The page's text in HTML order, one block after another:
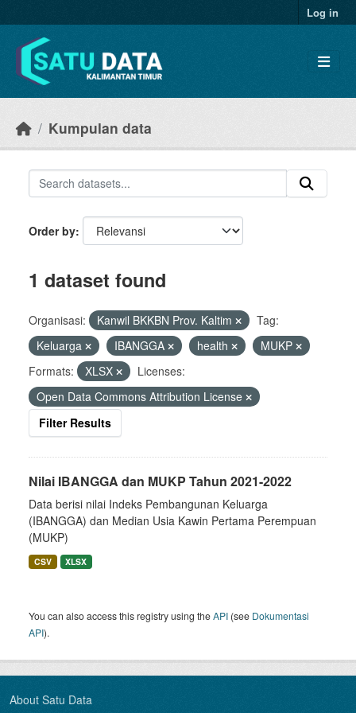
Log in
Kumpulan data
Order by
1 dataset found
Organisasi: Kanwil BKKBN Prov. Kaltim
Tag:
Keluarga
IBANGGA health
MUKP
Formats:
XLSX
Licenses:
Open Data Commons Attribution License
Filter Results
Nilai IBANGGA dan MUKP Tahun 2021-2022
Data berisi nilai Indeks Pembangunan Keluarga
(IBANGGA) dan Median Usia Kawin Pertama Perempuan
(MUKP)
CSV XLSX
You can also access this registry using theAPI (see Dokumentasi
API).
About Satu Data